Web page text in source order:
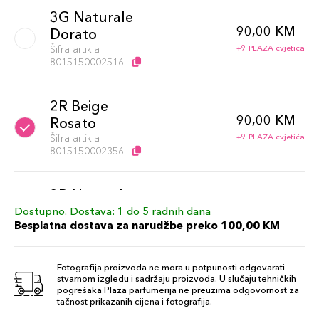
3G Naturale
Dorato
Šifra artikla
8015150002516
90,00 KM
+9 PLAZA cvjetića
2R Beige
Rosato
Šifra artikla
8015150002356
90,00 KM
+9 PLAZA cvjetića
3R Naturale
Rosa
Šifra artikla
+9 PLAZA cvjetića
2N Beige
Šifra artikla
90,00 KM
Dostupno. Dostava: 1 do 5 radnih dana
Besplatna dostava za narudžbe preko 100,00 KM
Fotografija proizvoda ne mora u potpunosti odgovarati
stvarnom izgledu i sadržaju proizvoda. U slučaju tehničkih
pogrešaka Plaza parfumerija ne preuzima odgovornost za
tačnost prikazanih cijena i fotografija.